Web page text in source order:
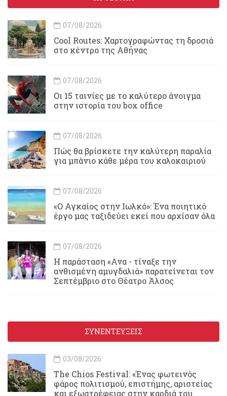
07/08/2026
Cool Routes: Χαρτογραφώντας τη δροσιά
στο κέντρο της Αθήνας
07/08/2026
Οι 15 ταινίες με το καλύτερο άνοιγμα
στην ιστορία του box office
07/08/2026
Πώς θα βρίσκετε την καλύτερη παραλία
για μπάνιο κάθε μέρα του καλοκαιριού
07/08/2026
«Ο Αγκαίος στην Ιωλκό»: Ένα ποιητικό
έργο μας ταξιδεύει εκεί που αρχίσαν όλα
07/08/2026
Η παράσταση «Ανα - τίναξε την
ανθισμένη αμυγδαλιά» παρατείνεται τον
Σεπτέμβριο στο Θέατρο Άλσος
ΣΥΝΕΝΤΕΥΞΕΙΣ
03/08/2026
Τhe Chios Festival: «Ένας φωτεινός
φάρος πολιτισμού, επιστήμης, αριστείας
και εξωστρέφειας στην καρδιά του